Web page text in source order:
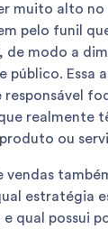
muito alto no
pelo funil
de modo a
público. Essa
realmente
ou
estratégia
qual possui